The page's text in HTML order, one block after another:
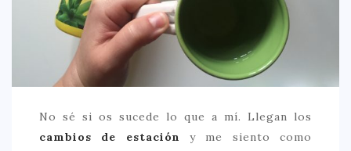
ITALIANA
LATINA
MEDITERRÁNEA
SALUDABLE
TAPAS
No sé si os sucede lo que a mí. Llegan los
cambios de estación y me siento como